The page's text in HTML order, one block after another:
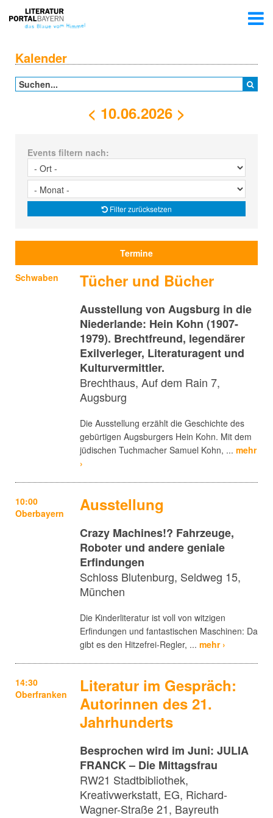
Kalender
< 10.06.2026 >
Events filtern nach:
Filter zurücksetzen
Termine
Schwaben
Tücher und Bücher
Ausstellung von Augsburg in die
Niederlande: Hein Kohn (1907-
1979). Brechtfreund, legendärer
Exilverleger, Literaturagent und
Kulturvermittler.
Brechthaus, Auf dem Rain 7,
Augsburg
Die Ausstellung erzählt die Geschichte des
gebürtigen Augsburgers Hein Kohn. Mit dem
jüdischen Tuchmacher Samuel Kohn, ... mehr
›
10:00
Oberbayern
Ausstellung
Crazy Machines!? Fahrzeuge,
Roboter und andere geniale
Erfindungen
Schloss Blutenburg, Seldweg 15,
München
Die Kinderliteratur ist voll von witzigen
Erfindungen und fantastischen Maschinen: Da
gibt es den Hitzefrei-Regler, ... mehr ›
14:30
Oberfranken
Literatur im Gespräch:
Autorinnen des 21.
Jahrhunderts
Besprochen wird im Juni: JULIA
FRANCK – Die Mittagsfrau
RW21 Stadtbibliothek,
Kreativwerkstatt, EG, Richard-
Wagner-Straße 21, Bayreuth